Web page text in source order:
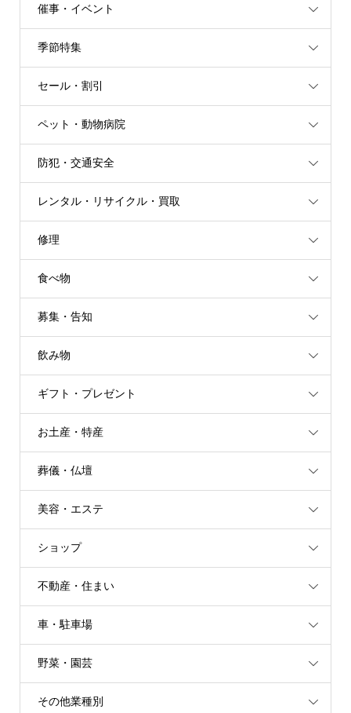
催事・イベント
季節特集
セール・割引
ペット・動物病院
防犯・交通安全
レンタル・リサイクル・買取
修理
食べ物
募集・告知
飲み物
ギフト・プレゼント
お土産・特産
葬儀・仏壇
美容・エステ
ショップ
不動産・住まい
車・駐車場
野菜・園芸
その他業種別